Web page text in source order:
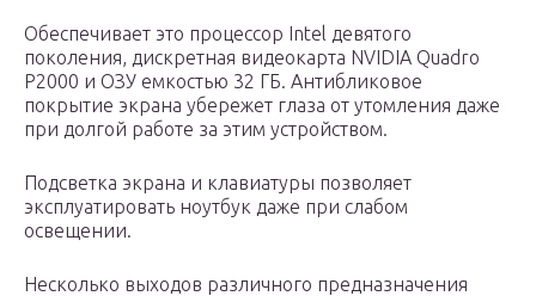
Обеспечивает это процессор Intel девятого
поколения, дискретная видеокарта NVIDIA Quadro
P2000 и ОЗУ емкостью 32 ГБ. Антибликовое
покрытие экрана убережет глаза от утомления даже
при долгой работе за этим устройством.
Подсветка экрана и клавиатуры позволяет
эксплуатировать ноутбук даже при слабом
освещении.
Несколько выходов различного предназначения